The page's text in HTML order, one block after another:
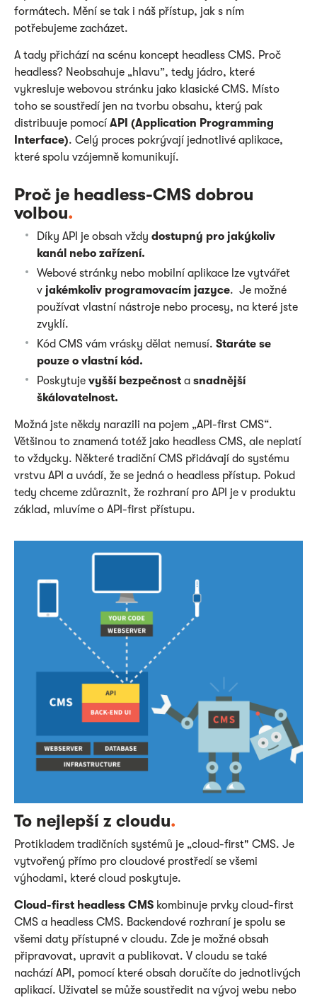
formátech. Mění se tak i náš přístup, jak s ním
potřebujeme zacházet.
A tady přichází na scénu koncept headless CMS. Proč
headless? Neobsahuje „hlavu”, tedy jádro, které
vykresluje webovou stránku jako klasické CMS. Místo
toho se soustředí jen na tvorbu obsahu, který pak
distribuuje pomocí API (Application Programming
Interface). Celý proces pokrývají jednotlivé aplikace,
které spolu vzájemně komunikují.
Proč je headless-CMS dobrou
volbou.
Díky API je obsah vždy dostupný pro jakýkoliv
kanál nebo zařízení.
Webové stránky nebo mobilní aplikace lze vytvářet
v jakémkoliv programovacím jazyce. Je možné
používat vlastní nástroje nebo procesy, na které jste
zvyklí.
Kód CMS vám vrásky dělat nemusí. Staráte se
pouze o vlastní kód.
Poskytuje vyšší bezpečnost a snadnější
škálovatelnost.
Možná jste někdy narazili na pojem „API-first CMS“.
Většinou to znamená totéž jako headless CMS, ale neplatí
to vždycky. Některé tradiční CMS přidávají do systému
vrstvu API a uvádí, že se jedná o headless přístup. Pokud
tedy chceme zdůraznit, že rozhraní pro API je v produktu
základ, mluvíme o API-first přístupu.
To nejlepší z cloudu.
Protikladem tradičních systémů je „cloud-first" CMS. Je
vytvořený přímo pro cloudové prostředí se všemi
výhodami, které cloud poskytuje.
Cloud-first headless CMS kombinuje prvky cloud-first
CMS a headless CMS. Backendové rozhraní je spolu se
všemi daty přístupné v cloudu. Zde je možné obsah
připravovat, upravit a publikovat. V cloudu se také
nachází API, pomocí které obsah doručíte do jednotlivých
aplikací. Uživatel se může soustředit na vývoj webu nebo